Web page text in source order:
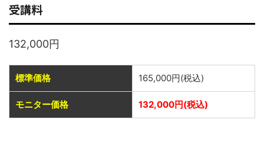
受講料
132,000円
標準価格 165,000円(税込)
モニター価格 132,000円(税込)